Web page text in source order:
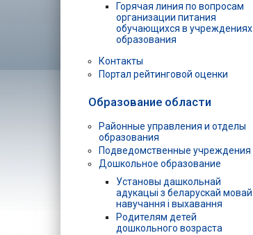
Горячая линия по вопросам
организации питания
обучающихся в учреждениях
образования
Контакты
Портал рейтинговой оценки
Образование области
Районные управления и отделы
образования
Подведомственные учреждения
Дошкольное образование
Установы дашкольнай
адукацыі з беларускай мовай
навучання і выхавання
Родителям детей
дошкольного возраста